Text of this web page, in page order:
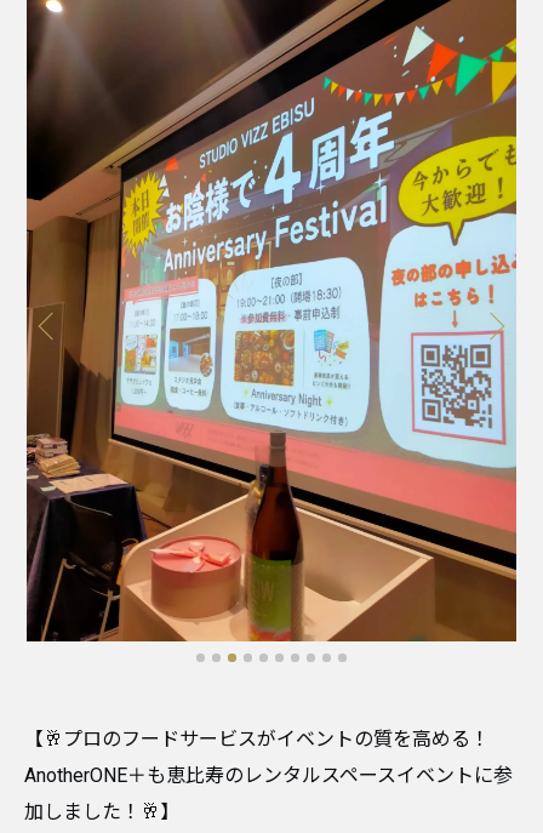
​【🥂プロのフードサービスがイベントの質を高める！
AnotherONE＋も恵比寿のレンタルスペースイベントに参
加しました！🥂】